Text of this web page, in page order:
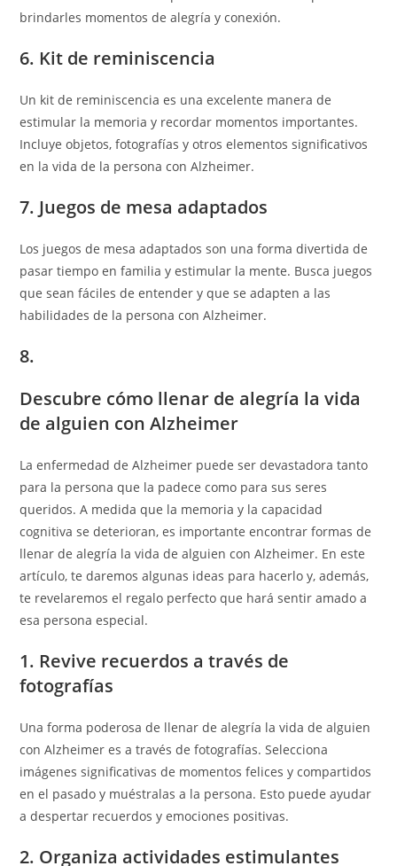
brindarles momentos de alegría y conexión.
6. Kit de reminiscencia
Un kit de reminiscencia es una excelente manera de
estimular la memoria y recordar momentos importantes.
Incluye objetos, fotografías y otros elementos significativos
en la vida de la persona con Alzheimer.
7. Juegos de mesa adaptados
Los juegos de mesa adaptados son una forma divertida de
pasar tiempo en familia y estimular la mente. Busca juegos
que sean fáciles de entender y que se adapten a las
habilidades de la persona con Alzheimer.
8.
Descubre cómo llenar de alegría la vida
de alguien con Alzheimer
La enfermedad de Alzheimer puede ser devastadora tanto
para la persona que la padece como para sus seres
queridos. A medida que la memoria y la capacidad
cognitiva se deterioran, es importante encontrar formas de
llenar de alegría la vida de alguien con Alzheimer. En este
artículo, te daremos algunas ideas para hacerlo y, además,
te revelaremos el regalo perfecto que hará sentir amado a
esa persona especial.
1. Revive recuerdos a través de
fotografías
Una forma poderosa de llenar de alegría la vida de alguien
con Alzheimer es a través de fotografías. Selecciona
imágenes significativas de momentos felices y compartidos
en el pasado y muéstralas a la persona. Esto puede ayudar
a despertar recuerdos y emociones positivas.
2. Organiza actividades estimulantes